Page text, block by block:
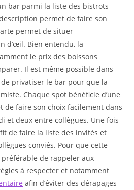
bar parmi la liste des bistrots
permet de faire son
permet de situer
d’œil. Bien entendu, la
le prix des boissons
Il est même possible dans
privatiser le bar pour que la
Chaque spot bénéficie d’une
de faire son choix facilement dans
et deux entre collègues. Une fois
de faire la liste des invités et
conviés. Pour que cette
de rappeler aux
à respecter et notamment
afin d’éviter des dérapages